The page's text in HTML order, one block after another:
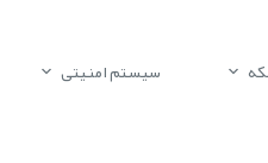
سیستم امنیتی